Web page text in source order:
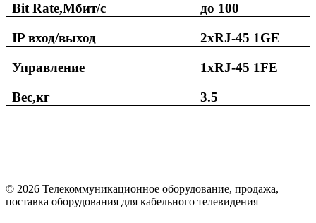
Bit Rate,Мбит/с
до 100
IP вход/выход 2xRJ-45 1GE
Управление
1xRJ-45 1FE
Вес,кг
3.5
© 2026 Телекоммуникационное оборудование, продажа,
поставка оборудования для кабельного телевидения |